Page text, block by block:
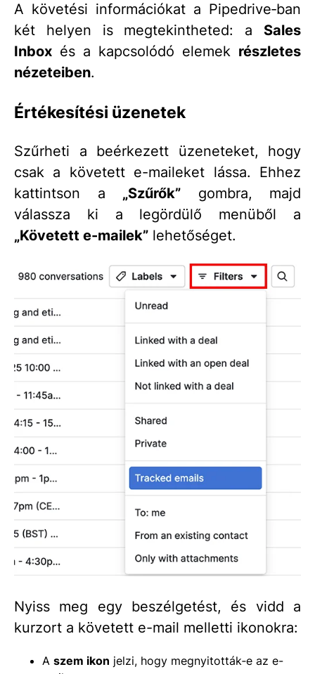
A követési információkat a Pipedrive‑ban
két helyen is megtekintheted: a Sales
Inbox és a kapcsolódó elemek részletes
nézeteiben.
Értékesítési üzenetek
Szűrheti a beérkezett üzeneteket, hogy
csak a követett e-maileket lássa. Ehhez
kattintson a „Szűrők” gombra, majd
válassza ki a legördülő menüből a
„Követett e-mailek” lehetőséget.
Nyiss meg egy beszélgetést, és vidd a
kurzort a követett e-mail melletti ikonokra:
A szem ikon jelzi, hogy megnyitották‑e az e-